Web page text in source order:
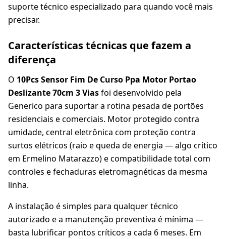
suporte técnico especializado para quando você mais
precisar.
Características técnicas que fazem a
diferença
O 10Pcs Sensor Fim De Curso Ppa Motor Portao
Deslizante 70cm 3 Viasfoi desenvolvido pela
Generico para suportar a rotina pesada de portões
residenciais e comerciais. Motor protegido contra
umidade, central eletrônica com proteção contra
surtos elétricos (raio e queda de energia — algo crítico
em Ermelino Matarazzo) e compatibilidade total com
controles e fechaduras eletromagnéticas da mesma
linha.
A instalação é simples para qualquer técnico
autorizado e a manutenção preventiva é mínima —
basta lubrificar pontos críticos a cada 6 meses. Em